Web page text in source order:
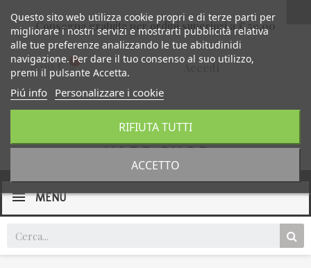
Consegna gratuita per ordini superiori a € 59,00
0,00 €
MENU
Questo sito web utilizza cookie propri e di terze parti per
migliorare i nostri servizi e mostrarti pubblicità relativa
alle tue preferenze analizzando le tue abitudinidi
navigazione. Per dare il tuo consenso al suo utilizzo,
premi il pulsante Accetta.
Piú info Personalizzare i cookie
RIFIUTA TUTTI
ACCETTO